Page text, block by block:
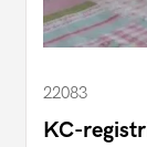
22083
KC-